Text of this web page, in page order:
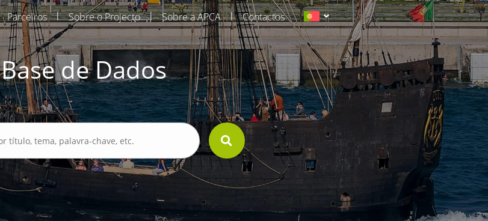
Parceiros | Sobre o Projecto | Sobre a APCA | Contactos
Base de Dados